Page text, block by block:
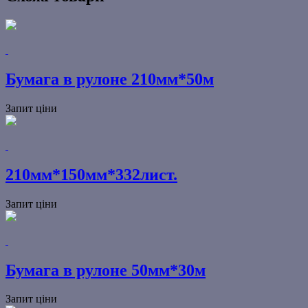
Бумага в рулоне 210мм*50м
Запит ціни
210мм*150мм*332лист.
Запит ціни
Бумага в рулоне 50мм*30м
Запит ціни